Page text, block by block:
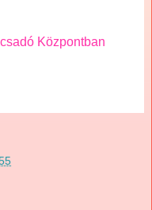
Központban